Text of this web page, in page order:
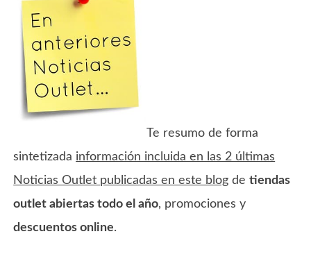
Te resumo de forma
sintetizada información incluida en las 2 últimas
Noticias Outlet publicadas en este blog detiendas
outlet abiertas todo el año, promociones y
descuentos online.